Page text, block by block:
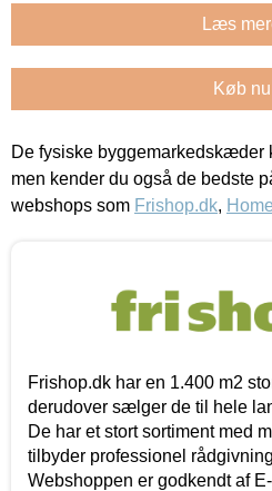
Læs
Køb
De fysiske byggemarkedskæder
men kender du også de bedste
webshops som Frishop.dk,
Frishop.dk har en 1.400 m2
derudover sælger de til hele
De har et stort sortiment med
tilbyder professionel
Webshoppen er godkendt af